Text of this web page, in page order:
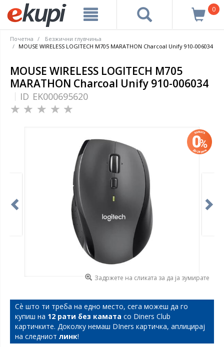
0
Почетна
Безжични глувчиња
MOUSE WIRELESS LOGITECH M705 MARATHON Charcoal Unify 910-006034
MOUSE WIRELESS LOGITECH M705
MARATHON Charcoal Unify 910-006034
ID EK000695620
Задржете на сликата за да ја зумирате
Сѐ што ти треба на едно место, сега можеш да го
купиш на 12 рати без камата со Diners Club
картичките. Доколку немаш DIners картичка, аплицирај
на следниот линк!